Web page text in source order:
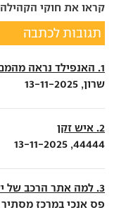
קראו את חוקי
תגובות לכתבה
1. האנפילד נראה מהמם
שרון, 13-11-2025
2. איש זקן
44444, 13-11-2025
3. למה אתר הרכב של ישראל
פס אנכי במרכז מסתיר טקסט,